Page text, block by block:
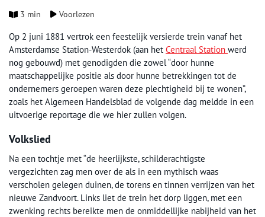
3 min Voorlezen
Op 2 juni 1881 vertrok een feestelijk versierde trein vanaf het
Amsterdamse Station-Westerdok (aan het Centraal Station werd
nog gebouwd) met genodigden die zowel “door hunne
maatschappelijke positie als door hunne betrekkingen tot de
ondernemers geroepen waren deze plechtigheid bij te wonen”,
zoals het Algemeen Handelsblad de volgende dag meldde in een
uitvoerige reportage die we hier zullen volgen.
Volkslied
Na een tochtje met “de heerlijkste, schilderachtigste
vergezichten zag men over de als in een mythisch waas
verscholen gelegen duinen, de torens en tinnen verrijzen van het
nieuwe Zandvoort. Links liet de trein het dorp liggen, met een
zwenking rechts bereikte men de onmiddellijke nabijheid van het